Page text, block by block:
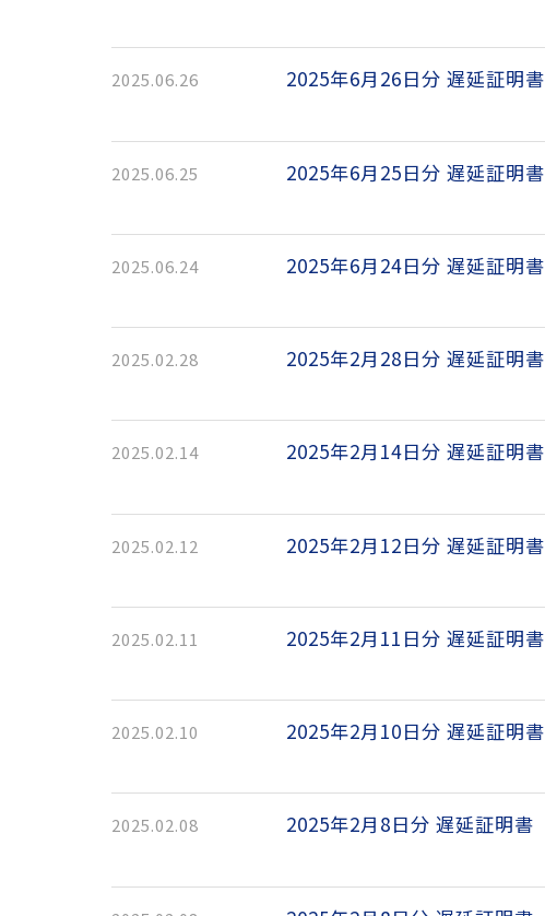
2025.06.26 2025年6月26日分 遅延証明書
2025.06.25 2025年6月25日分 遅延証明書
2025.06.24 2025年6月24日分 遅延証明書
2025.02.28 2025年2月28日分 遅延証明書
2025.02.14 2025年2月14日分 遅延証明書
2025.02.12 2025年2月12日分 遅延証明書
2025.02.11 2025年2月11日分 遅延証明書
2025.02.10 2025年2月10日分 遅延証明書
2025.02.08 2025年2月8日分 遅延証明書